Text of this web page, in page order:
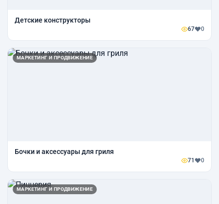
Детские конструкторы
67 0
МАРКЕТИНГ И ПРОДВИЖЕНИЕ
Бочки и аксессуары для гриля
71 0
МАРКЕТИНГ И ПРОДВИЖЕНИЕ